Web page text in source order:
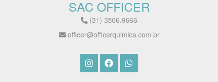
SAC OFFICER
(31) 3506.9666
officer@officerquimica.com.br